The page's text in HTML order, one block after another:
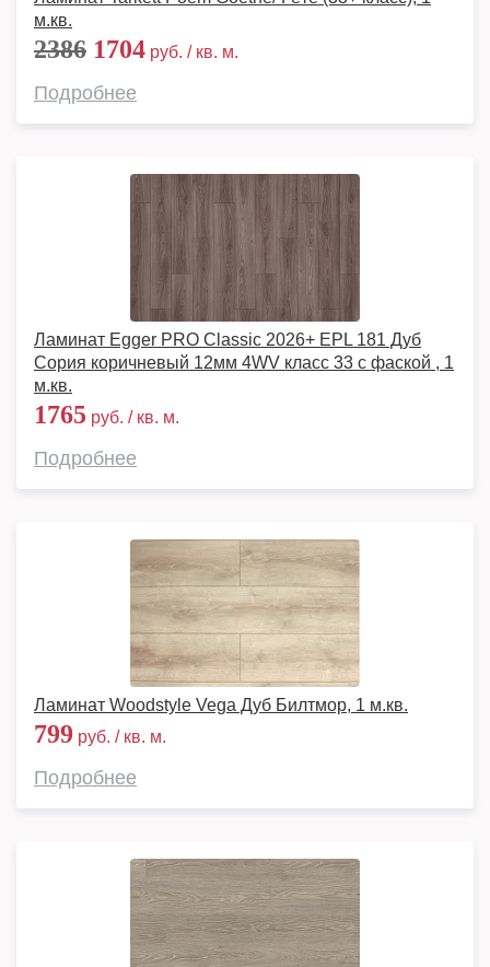
м.кв.
2386 1704 руб. / кв. м.
Подробнее
Ламинат Egger PRO Classic 2026+ EPL 181 Дуб
Сория коричневый 12мм 4WV класс 33 с фаской , 1
м.кв.
1765 руб. / кв. м.
Подробнее
Ламинат Woodstyle Vega Дуб Билтмор, 1 м.кв.
799 руб. / кв. м.
Подробнее